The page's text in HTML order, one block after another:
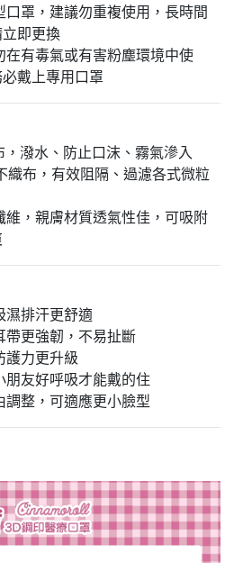
罩，建議勿重複使用，長時間
即更換
有毒氣或有害粉塵環境中使
戴上專用口罩
，潑水、防止口沫、霧氣滲入
織布，有效阻隔、過濾各式微粒
維，親膚材質透氣性佳，可吸附
濕排汗更舒適
帶更強韌，不易扯斷
護力更升級
友好呼吸才能戴的住
整，可適應更小臉型